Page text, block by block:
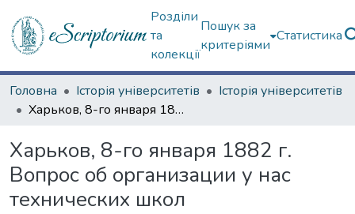
Розділи
та
колекції
Пошук за
критеріями
Статистика
Головна Історія університетів
Історія університетів
Харьков, 8-го января 1882 г. Вопрос об организации у нас технических школ
Харьков, 8-го января 1882 г.
Вопрос об организации у нас
технических школ